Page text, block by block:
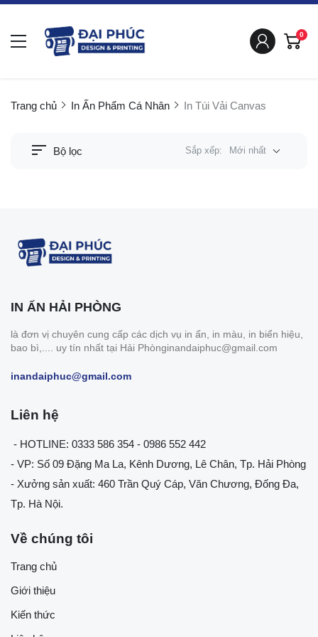
0
Trang chủ In Ấn Phẩm Cá Nhân In Túi Vải Canvas
Bộ lọc Sắp xếp: Mới nhất
IN ẤN HẢI PHÒNG
là đơn vị chuyên cung cấp các dịch vụ in ấn, in màu, in biển hiệu,
bao bì,.... uy tín nhất tại Hải Phònginandaiphuc@gmail.com
inandaiphuc@gmail.com
Liên hệ
- HOTLINE: 0333 586 354 - 0986 552 442
- VP: Số 09 Đặng Ma La, Kênh Dương, Lê Chân, Tp. Hải Phòng
- Xưởng sản xuất: 460 Trần Quý Cáp, Văn Chương, Đống Đa,
Tp. Hà Nội.
Về chúng tôi
Trang chủ
Giới thiệu
Kiến thức